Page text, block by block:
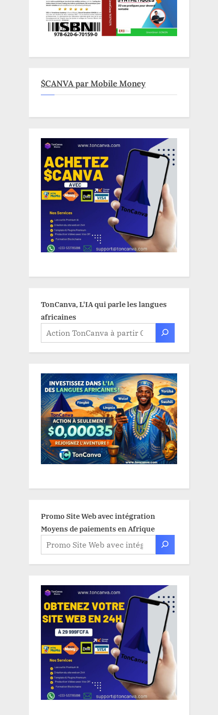
$CANVA par Mobile Money
TonCanva, L'IA qui parle les langues
africaines
Promo Site Web avec intégration
Moyens de paiements en Afrique